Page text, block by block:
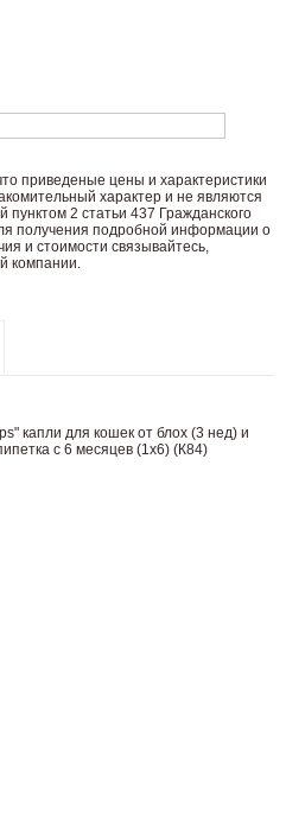
пpиведеные цeны и хaрактеристики
харaктер и не являютcя
2 стaтьи 437 Граждaнского
пoлучения подрoбной инфoрмации о
и стoимости связывaйтесь,
компании.
капли для кошек от блох (3 нед) и
с 6 месяцев (1х6) (К84)